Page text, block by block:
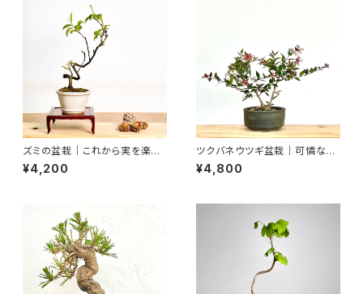
ズミの盆栽｜これから実を楽し
む一点物｜樹高約28cm
¥4,200
ツクバネウツギ盆栽｜可憐な花
を楽しむ一点物｜高さ約25cm
¥4,800